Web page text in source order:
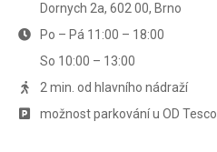
Dornych 2a, 602 00, Brno
Po – Pá 11:00 – 18:00
So 10:00 – 13:00
2 min. od hlavního nádraží
možnost parkování u OD Tesco